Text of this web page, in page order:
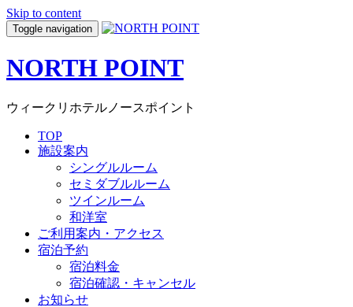
Skip to content
Toggle navigation
NORTH POINT
ウィークリホテルノースポイント
TOP
施設案内
シングルルーム
セミダブルルーム
ツインルーム
和洋室
ご利用案内・アクセス
宿泊予約
宿泊料金
宿泊確認・キャンセル
お知らせ